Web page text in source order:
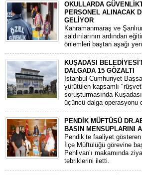
OKULLARDA
PERSONEL ALINACAK
GELİYOR
​Kahramanmaraş ve
saldırılarının ardından
önlemleri baştan aşağı
KUŞADASI
DALGADA 15 GÖZALTI
​İstanbul Cumhuriyet
yürütülen kapsamlı
soruşturmasında
üçüncü dalga operasyonu
PENDİK MÜFTÜSÜ
BASIN MENSUPLARINI
​Pendik’te faaliyet
İlçe Müftülüğü görevine
Pehlivan’ı makamında
tebriklerini iletti.